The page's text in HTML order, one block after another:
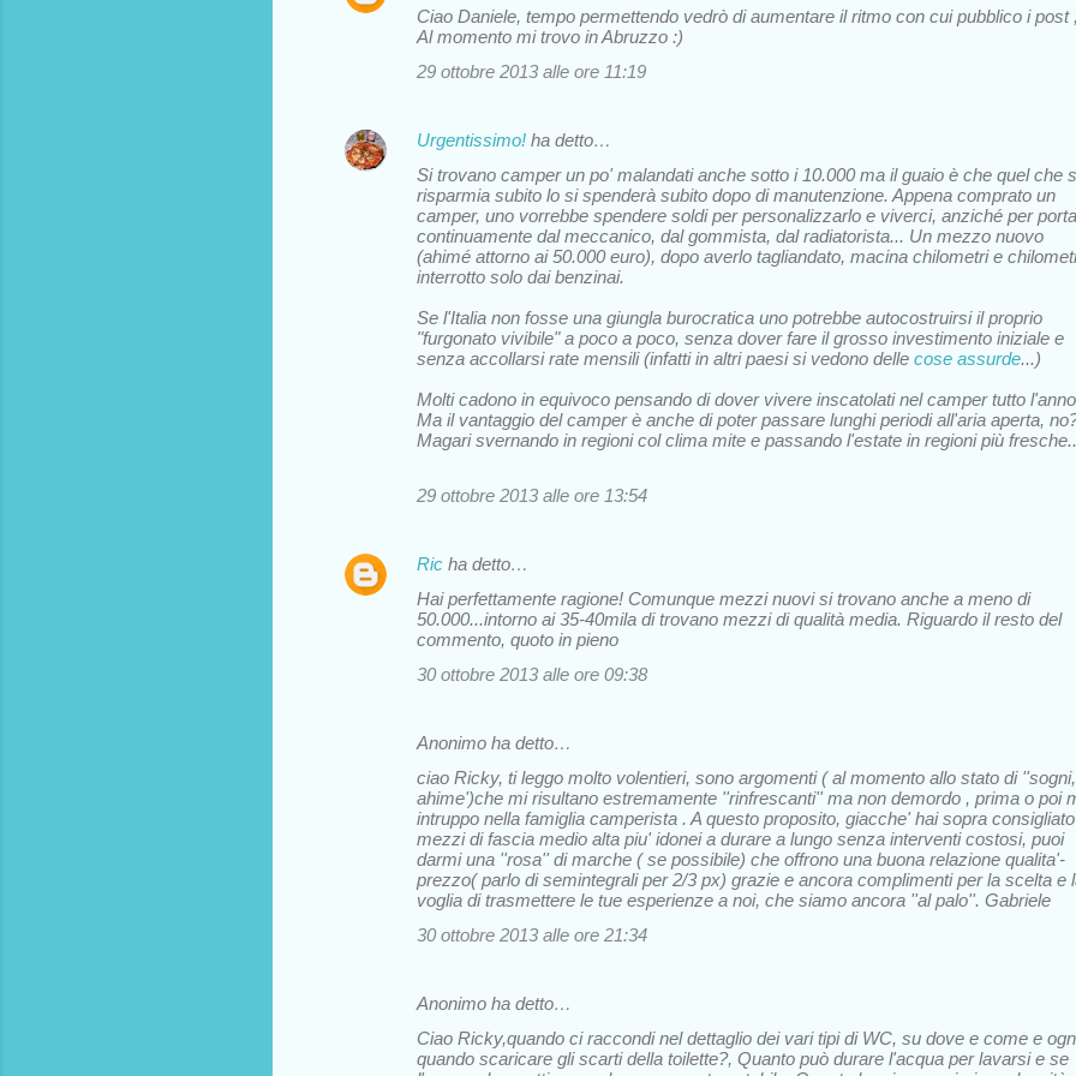
Ciao Daniele, tempo permettendo vedrò di aumentare il ritmo con cui pubblico i post
Al momento mi trovo in Abruzzo :)
29 ottobre 2013 alle ore 11:19
Urgentissimo! ha detto…
Si trovano camper un po' malandati anche sotto i 10.000 ma il guaio è che quel che
risparmia subito lo si spenderà subito dopo di manutenzione. Appena comprato un
camper, uno vorrebbe spendere soldi per personalizzarlo e viverci, anziché per
continuamente dal meccanico, dal gommista, dal radiatorista... Un mezzo nuovo
(ahimé attorno ai 50.000 euro), dopo averlo tagliandato, macina chilometri e
interrotto solo dai benzinai.
Se l'Italia non fosse una giungla burocratica uno potrebbe autocostruirsi il proprio
"furgonato vivibile" a poco a poco, senza dover fare il grosso investimento iniziale e
senza accollarsi rate mensili (infatti in altri paesi si vedono delle cose assurde...)
Molti cadono in equivoco pensando di dover vivere inscatolati nel camper tutto
Ma il vantaggio del camper è anche di poter passare lunghi periodi all'aria aperta,
Magari svernando in regioni col clima mite e passando l'estate in regioni più
29 ottobre 2013 alle ore 13:54
Ric ha detto…
Hai perfettamente ragione! Comunque mezzi nuovi si trovano anche a meno di
50.000...intorno ai 35-40mila di trovano mezzi di qualità media. Riguardo il resto del
commento, quoto in pieno
30 ottobre 2013 alle ore 09:38
Anonimo ha detto…
ciao Ricky, ti leggo molto volentieri, sono argomenti ( al momento allo stato di ''sogni,
ahime')che mi risultano estremamente ''rinfrescanti'' ma non demordo , prima o poi
intruppo nella famiglia camperista . A questo proposito, giacche' hai sopra consigliato
mezzi di fascia medio alta piu' idonei a durare a lungo senza interventi costosi, puoi
darmi una ''rosa'' di marche ( se possibile) che offrono una buona relazione qualita'-
prezzo( parlo di semintegrali per 2/3 px) grazie e ancora complimenti per la scelta e
voglia di trasmettere le tue esperienze a noi, che siamo ancora ''al palo''. Gabriele
30 ottobre 2013 alle ore 21:34
Anonimo ha detto…
Ciao Ricky,quando ci raccondi nel dettaglio dei vari tipi di WC, su dove e come e
quando scaricare gli scarti della toilette?, Quanto può durare l'acqua per lavarsi e se